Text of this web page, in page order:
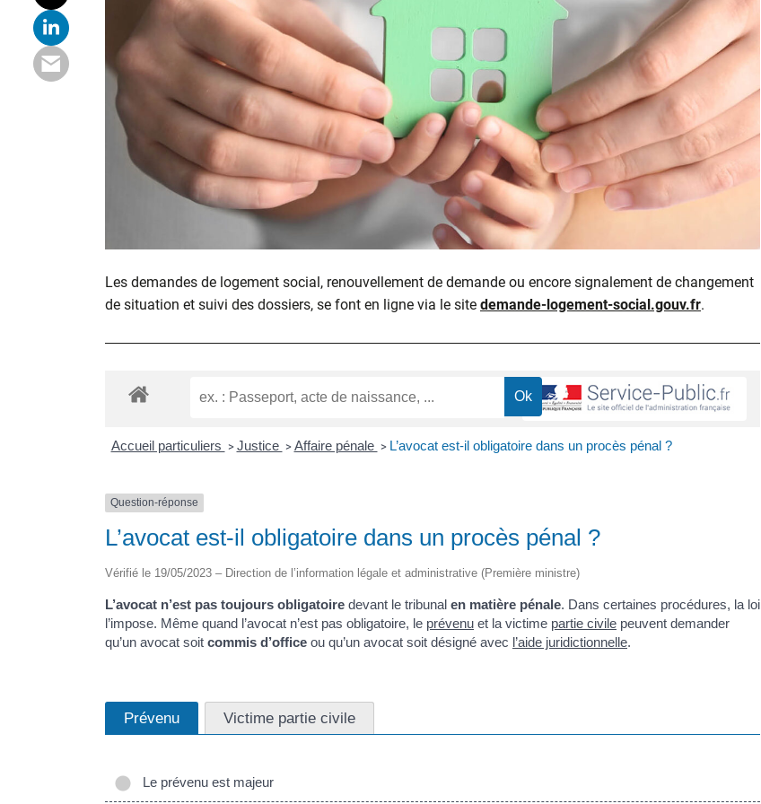
Les demandes de logement social, renouvellement de demande ou encore signalement de changement
de situation et suivi des dossiers, se font en ligne via le site demande-logement-social.gouv.fr.
Accueil particuliers > Justice > Affaire pénale > L’avocat est-il obligatoire dans un procès pénal ?
Question-réponse
L’avocat est-il obligatoire dans un procès pénal ?
Vérifié le 19/05/2023 – Direction de l’information légale et administrative (Première ministre)
L’avocat n’est pas toujours obligatoire devant le tribunal en matière pénale. Dans certaines procédures, la loi
l’impose. Même quand l’avocat n’est pas obligatoire, le prévenu et la victime partie civile peuvent demander
qu’un avocat soit commis d’office ou qu’un avocat soit désigné avec l’aide juridictionnelle.
Prévenu Victime partie civile
Le prévenu est majeur